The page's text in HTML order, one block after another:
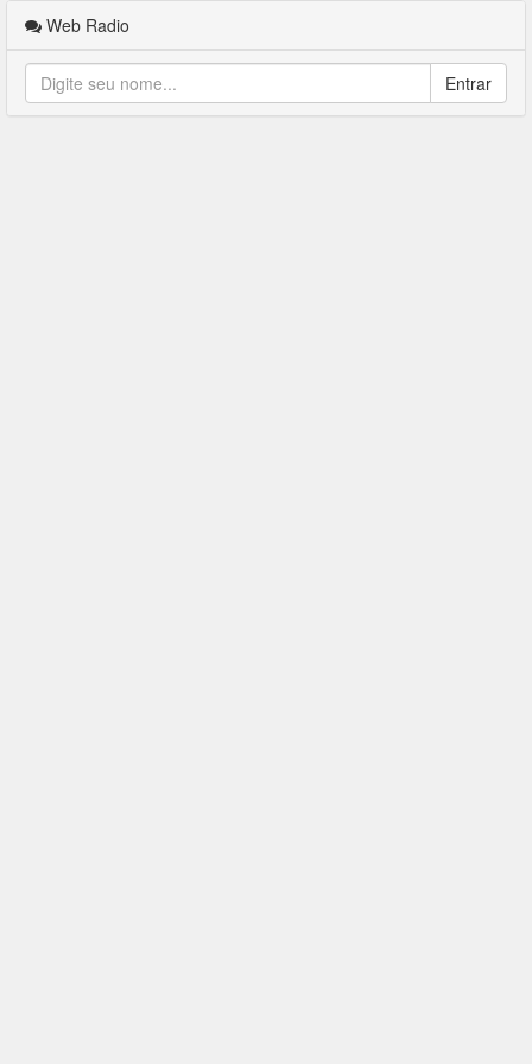
Web Radio